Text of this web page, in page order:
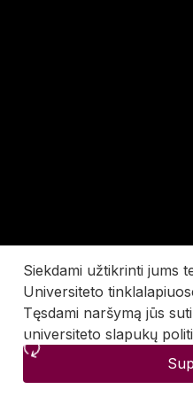
Siekdami užtikrinti jums
Universiteto
Tęsdami naršymą jūs
universiteto slapukų